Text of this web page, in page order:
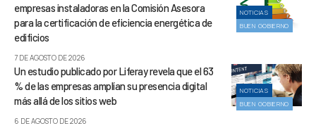
NOTICIAS
BUEN GOBIERNO
empresas instaladoras en la Comisión Asesora
para la certificación de eficiencia energética de
edificios
7 DE AGOSTO DE 2026
NOTICIAS
BUEN GOBIERNO
Un estudio publicado por Liferay revela que el 63
% de las empresas amplían su presencia digital
más allá de los sitios web
6 DE AGOSTO DE 2026